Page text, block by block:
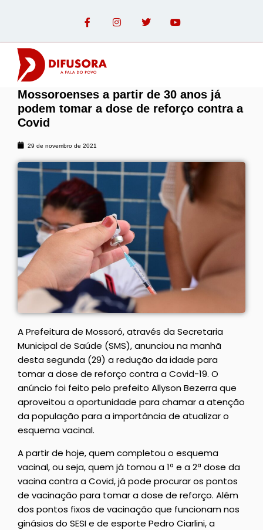
Mossoroenses a partir de 30 anos já
podem tomar a dose de reforço contra a
Covid
29 de novembro de 2021
A Prefeitura de Mossoró, através da Secretaria
Municipal de Saúde (SMS), anunciou na manhã
desta segunda (29) a redução da idade para
tomar a dose de reforço contra a Covid-19. O
anúncio foi feito pelo prefeito Allyson Bezerra que
aproveitou a oportunidade para chamar a atenção
da população para a importância de atualizar o
esquema vacinal.
A partir de hoje, quem completou o esquema
vacinal, ou seja, quem já tomou a 1ª e a 2ª dose da
vacina contra a Covid, já pode procurar os pontos
de vacinação para tomar a dose de reforço. Além
dos pontos fixos de vacinação que funcionam nos
ginásios do SESI e de esporte Pedro Ciarlini, a